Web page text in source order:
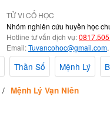
TỬ VI CỔ HỌC
Nhóm nghiên cứu huyền học
Hotline tư vấn dịch vụ:
Email:Tuvancohoc@gmail.com.
Thần Số Mệnh Lý
Mệnh Lý Vạn Niên